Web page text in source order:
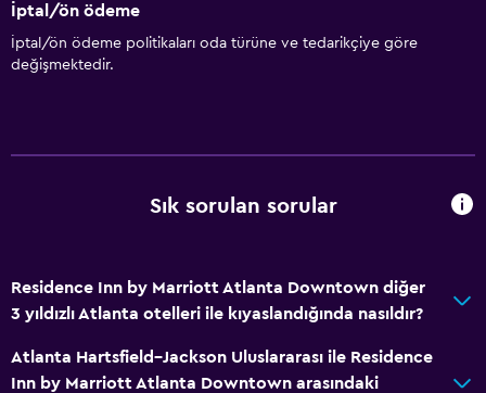
İptal/ön ödeme
İptal/ön ödeme politikaları oda türüne ve tedarikçiye göre
değişmektedir.
Sık sorulan sorular
Residence Inn by Marriott Atlanta Downtown diğer
3 yıldızlı Atlanta otelleri ile kıyaslandığında nasıldır?
Atlanta Hartsfield–Jackson Uluslararası ile Residence
Inn by Marriott Atlanta Downtown arasındaki